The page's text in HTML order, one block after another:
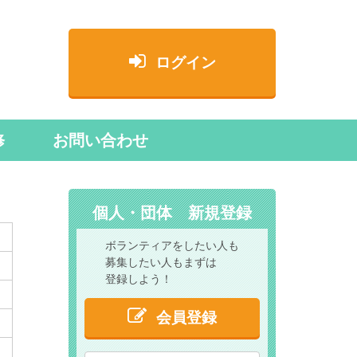
ログイン
お問い合わせ
個人・団体 新規登録
ボランティアをしたい人も
募集したい人もまずは
登録しよう！
会員登録